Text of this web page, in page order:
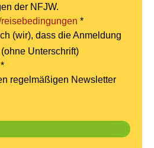
der NFJW.
*
(wir), dass die Anmeldung
Unterschrift)
regelmäßigen Newsletter